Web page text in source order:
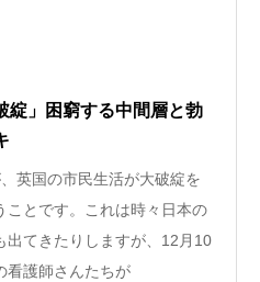
綻」困窮する中間層と勃
英国の市民生活が大破綻を
ことです。これは時々日本の
出てきたりしますが、12月10
看護師さんたちが